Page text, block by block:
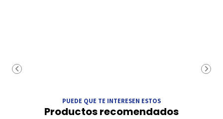
PUEDE QUE TE INTERESEN ESTOS
Productos recomendados